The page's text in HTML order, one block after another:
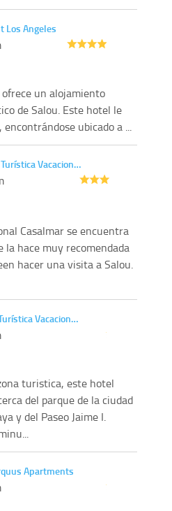
Los Angeles
un alojamiento
de Salou. Este hotel le
ubicado a ...
Vacacion…
Casalmar se encuentra
hace muy recomendada
hacer una visita a Salou.
Vacacion…
turistica, este hotel
del parque de la ciudad
y del Paseo Jaime I.
Apartments